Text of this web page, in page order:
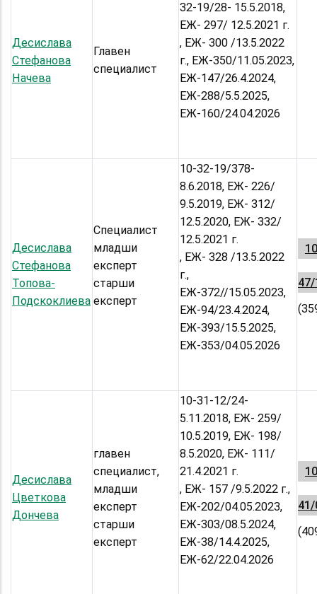
Десислава
Стефанова
Начева
Главен
специалист
32-19/28- 15.5.2018,
ЕЖ- 297/ 12.5.2021 г.
, ЕЖ- 300 /13.5.2022
г., ЕЖ-350/11.05.2023,
ЕЖ-147/26.4.2024,
ЕЖ-288/5.5.2025,
ЕЖ-160/24.04.2026
Десислава
Стефанова
Топова-
Подскоклиева
Специалист
младши
експерт
старши
експерт
10-32-19/378-
8.6.2018, ЕЖ- 226/
9.5.2019, ЕЖ- 312/
12.5.2020, ЕЖ- 332/
12.5.2021 г.
, ЕЖ- 328 /13.5.2022
г.,
ЕЖ-372//15.05.2023,
ЕЖ-94/23.4.2024,
ЕЖ-393/15.5.2025,
ЕЖ-353/04.05.2026
47/
Десислава
Цветкова
Дончева
главен
специалист,
младши
експерт
старши
експерт
10-31-12/24-
5.11.2018, ЕЖ- 259/
10.5.2019, ЕЖ- 198/
8.5.2020, ЕЖ- 111/
21.4.2021 г.
, ЕЖ- 157 /9.5.2022 г.,
ЕЖ-202/04.05.2023,
ЕЖ-303/08.5.2024,
ЕЖ-38/14.4.2025,
ЕЖ-62/22.04.2026
41/